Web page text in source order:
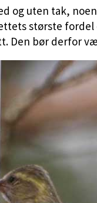
og uten tak,
største
bør derfor